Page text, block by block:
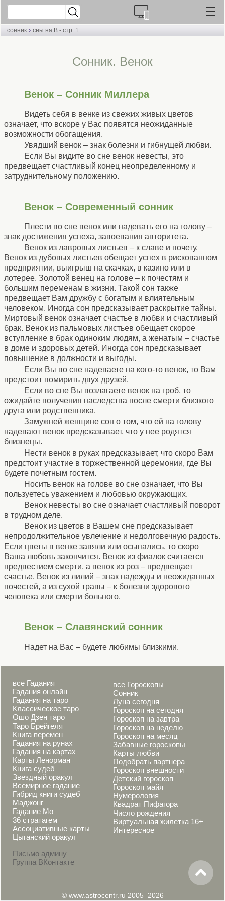
сонник › сны на В - стр. 1
Cонник. Венок
Венок – Сонник Миллера
Видеть себя в венке из свежих живых цветов
означает, что вскоре у Вас появятся неожиданные
возможности обогащения.
Увядший венок – знак болезни и гибнущей любви.
Если Вы видите во сне венок невесты, это
предвещает счастливый конец неопределенному и
затруднительному положению.
Венок – Современный сонник
Плести во сне венок или надевать его на голову –
знак достижения успеха, завоевания авторитета.
Венок из лавровых листьев – к славе и почету.
Венок из дубовых листьев обещает успех в рискованном
предприятии, выигрыш на скачках, в казино или в
лотерее. Золотой венец на голове – к почестям и
большим переменам в жизни. Такой сон также
предвещает Вам дружбу с богатым и влиятельным
человеком. Иногда сон предсказывает раскрытие тайны.
Миртовый венок означает счастье в любви и счастливый
брак. Венок из пальмовых листьев обещает скорое
вступление в брак одиноким людям, а женатым – счастье
в доме и здоровых детей. Иногда сон предсказывает
повышение в должности и выгоды.
Если Вы во сне надеваете на кого-то венок, то Вам
предстоит помирить двух друзей.
Если во сне Вы возлагаете венок на гроб, то
ожидайте получения наследства после смерти близкого
друга или родственника.
Замужней женщине сон о том, что ей на голову
надевают венок предсказывает, что у нее родятся
близнецы.
Нести венок в руках предсказывает, что скоро Вам
предстоит участие в торжественной церемонии, где Вы
будете почетным гостем.
Носить венок на голове во сне означает, что Вы
пользуетесь уважением и любовью окружающих.
Венок невесты во сне означает счастливый поворот
в трудном деле.
Венок из цветов в Вашем сне предсказывает
непродолжительное увлечение и недолговечную радость.
Если цветы в венке завяли или осыпались, то скоро
Ваша любовь закончится. Венок из фиалок считается
предвестием смерти, а венок из роз – предвещает
счастье. Венок из лилий – знак надежды и неожиданных
почестей, а из сухой травы – к болезни здорового
человека или смерти больного.
Венок – Славянский сонник
Надет на Вас – будете любимы близкими.
все Гадания
Гадания онлайн
Гадания на таро
Классическое таро
Ошо Дзен таро
Таро Брейгеля
Книга перемен
Гадания на рунах
Гадания на картах
Карты Ленорман
Книга судеб
Звездный оракул
Всемирное гадание
Гибрид книги судеб
Маджонг
Гадание Мо
36 стратагем
Ассоциативные карты
Цыганский оракул
Письмо админу
Группа ВКонтакте
все Гороскопы
Сонник
Луна сегодня
Гороскоп на сегодня
Гороскоп на завтра
Гороскоп на неделю
Гороскоп на месяц
Забавные гороскопы
Карты любви
Подобрать партнера
Гороскоп внешности
Детский гороскоп
Гороскоп майя
Нумерология
Квадрат Пифагора
Число рождения
Виртуальная жилетка 16+
Интересное
© www.astrocentr.ru 2005–2026